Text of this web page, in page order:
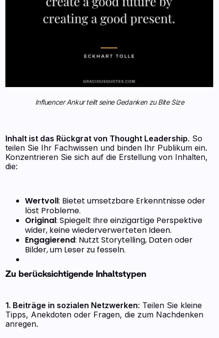
Influencer Ankur teilt seine Gedanken zu Bite Size
Inhalt ist das Rückgrat von Thought Leadership. So
teilen Sie Ihr Fachwissen und binden Ihr Publikum ein.
Konzentrieren Sie sich auf die Erstellung von Inhalten,
die:
Wertvoll: Bietet umsetzbare Erkenntnisse oder
löst Probleme.
Original: Spiegelt Ihre einzigartige Perspektive
wider, keine wiederverwerteten Ideen.
Engagierend: Nutzt Storytelling, Daten oder
Bilder, um Leser zu fesseln.
Zu berücksichtigende Inhaltstypen
1. Beiträge in sozialen Netzwerken: Teilen Sie kleine
Tipps, Anekdoten oder Fragen, die zum Nachdenken
anregen.